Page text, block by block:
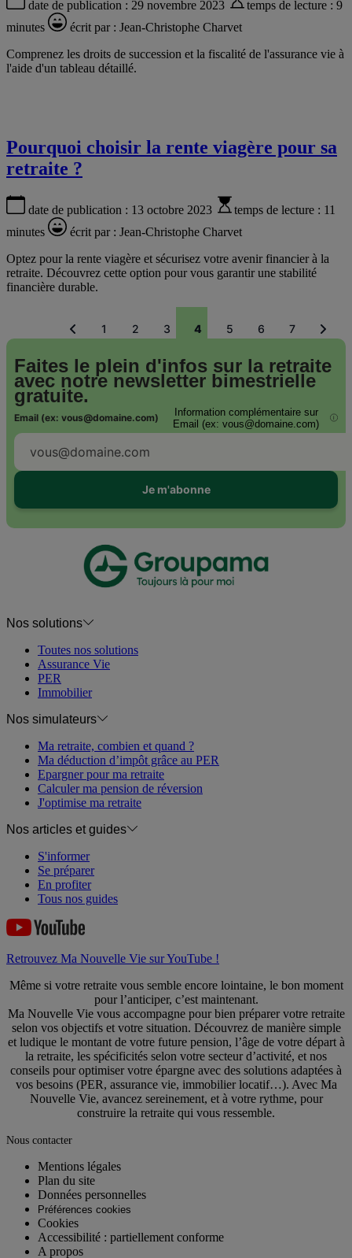
date de publication : 29 novembre 2023 temps de lecture : 9
minutes
écrit par : Jean-Christophe Charvet
Comprenez les droits de succession et la fiscalité de l'assurance vie à
l'aide d'un tableau détaillé.
Pourquoi choisir la rente viagère pour sa
retraite ?
date de publication : 13 octobre 2023 temps de lecture : 11
minutes
écrit par : Jean-Christophe Charvet
Optez pour la rente viagère et sécurisez votre avenir financier à la
retraite. Découvrez cette option pour vous garantir une stabilité
financière durable.
Pagination
Précédent
Page
1 Page
2 Page
3
Page
4 Page
5 Page
6 Page
7
Faites le plein d'infos sur la retraite
avec notre newsletter bimestrielle
gratuite.
Email (ex: vous@domaine.com)
Information complémentaire sur
Email (ex: vous@domaine.com)
i
Je m'abonne
Nos solutions
Toutes nos solutions
Assurance Vie
PER
Immobilier
Nos simulateurs
Ma retraite, combien et quand ?
Ma déduction d’impôt grâce au PER
Epargner pour ma retraite
Calculer ma pension de réversion
J'optimise ma retraite
Nos articles et guides
S'informer
Se préparer
En profiter
Tous nos guides
Retrouvez Ma Nouvelle Vie sur YouTube !
Même si votre retraite vous semble encore lointaine, le bon moment
pour l’anticiper, c’est maintenant.
Ma Nouvelle Vie vous accompagne pour bien préparer votre retraite
selon vos objectifs et votre situation. Découvrez de manière simple
et ludique le montant de votre future pension, l’âge de votre départ à
la retraite, les spécificités selon votre secteur d’activité, et nos
conseils pour optimiser votre épargne avec des solutions adaptées à
vos besoins (PER, assurance vie, immobilier locatif…). Avec Ma
Nouvelle Vie, avancez sereinement, et à votre rythme, pour
construire la retraite qui vous ressemble.
Nous contacter
Mentions légales
Plan du site
Données personnelles
Préférences cookies
Cookies
Accessibilité : partiellement conforme
A propos